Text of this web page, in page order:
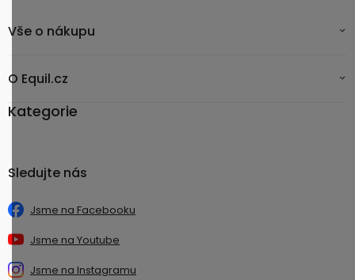
Vše o nákupu
O Equil.cz
Kategorie
Sledujte nás
Jsme na Facebooku
Jsme na Youtube
Jsme na Instagramu